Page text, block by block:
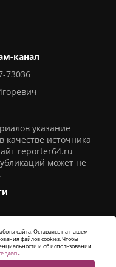
канал
73036
указание
качестве источника
reporter64.ru
может не
защищены -
сайта. Оставаясь на нашем
файлов cookies. Чтобы
и об использовании
здесь.